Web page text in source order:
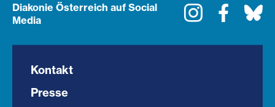
Diakonie Österreich auf Social
Media
Instagram
Kontakt
Presse